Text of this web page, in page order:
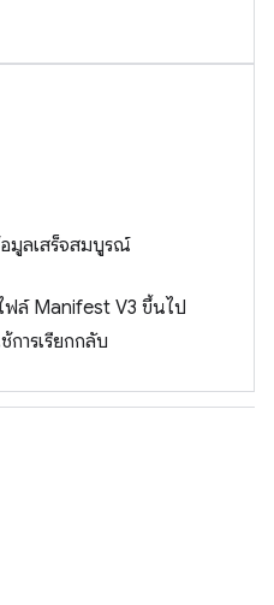
อมูลเสร็จสมบูรณ์
ฟล์ Manifest V3 ขึ้นไป
ารเรียกกลับ